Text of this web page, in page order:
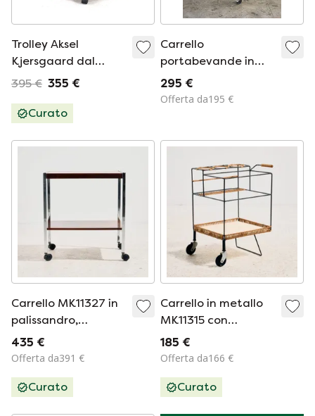
Trolley Aksel
Kjersgaard dal
design danese
395 € 355 €
Curato
Carrello
portabevande in
plexiglass in stile
David Lange
295 €
Offerta da195 €
Carrello MK11327 in
palissandro,
disegnato da Trevor
Chinn e Ray Leigh
435 €
Offerta da391 €
Curato
Carrello in metallo
MK11315 con
dettagli in bambù e
vimini
185 €
Offerta da166 €
Curato